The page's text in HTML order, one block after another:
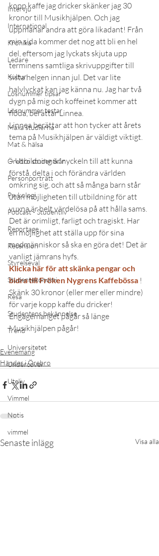
Intervju
International
Krönika
Ledare
Kultur
Lösnummer tipsar
Lösnummer testar
Maxa studierna
Mat & hälsa
Örebro studentkår
Personporträtt
Psykologi
Podcast - Studentliv
Reportage
Recension
Styrelseval
Studentekonomi
Resa
Studentens bekännelse
Trend
Universitetet
Undercover
Uteliv
Vimmel
Notis
vimmel
kopp kaffe jag dricker skänker jag 30
kronor till Musikhjälpen. Och jag
uppmanar andra att göra likadant! Från
min sida kommer det nog att bli en hel
del, eftersom jag lyckats skjuta upp
terminens samtliga skrivuppgifter till
sista helgen innan jul. Det var lite
halvlyckat kan jag känna nu. Jag har två
dygn på mig och koffeinet kommer att
flöda, berättar Linnea.
Linnea berättar att hon tycker att årets
tema på Musikhjälpen är väldigt viktigt.
– Utbildning är nyckeln till att kunna
förstå, delta i och förändra världen
omkring sig, och att så många barn står
utan möjligheten till utbildning för att
vuxna är helt värdelösa på att hålla sams.
Det är orimligt, farligt och tragiskt. Har
en möjlighet att ställa upp för sina
medmänniskor så ska en göra det! Det är
vanligt jämrans hyfs.
Klicka här för att skänka pengar och
bidra till Fröken Nygrens Kaffebössa !
Skänk 30 kronor (eller mer eller mindre)
för varje kopp kaffe du dricker!
Engagemanget pågår så länge
Musikhjälpen pågår!
Evenemang
Händer i Örebro
Senaste inlägg Visa alla